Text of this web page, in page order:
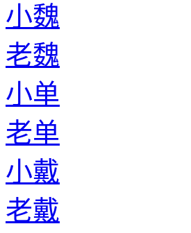
小魏
老魏
小单
老单
小戴
老戴